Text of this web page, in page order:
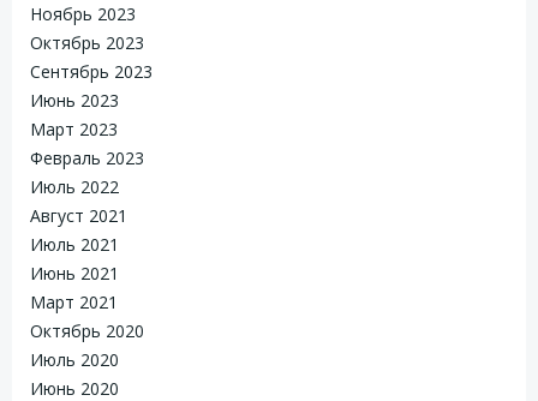
Ноябрь 2023
Октябрь 2023
Сентябрь 2023
Июнь 2023
Март 2023
Февраль 2023
Июль 2022
Август 2021
Июль 2021
Июнь 2021
Март 2021
Октябрь 2020
Июль 2020
Июнь 2020